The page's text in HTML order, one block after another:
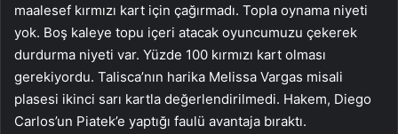
maalesef kırmızı kart için çağırmadı. Topla oynama niyeti
yok. Boş kaleye topu içeri atacak oyuncumuzu çekerek
durdurma niyeti var. Yüzde 100 kırmızı kart olması
gerekiyordu. Talisca’nın harika Melissa Vargas misali
plasesi ikinci sarı kartla değerlendirilmedi. Hakem, Diego
Carlos’un Piatek’e yaptığı faulü avantaja bıraktı.